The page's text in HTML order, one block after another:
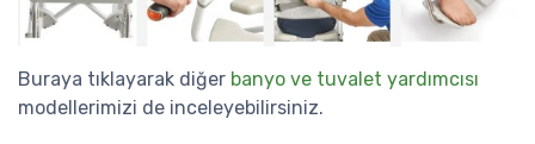
Buraya tıklayarak diğer banyo ve tuvalet yardımcısı
modellerimizi de inceleyebilirsiniz.